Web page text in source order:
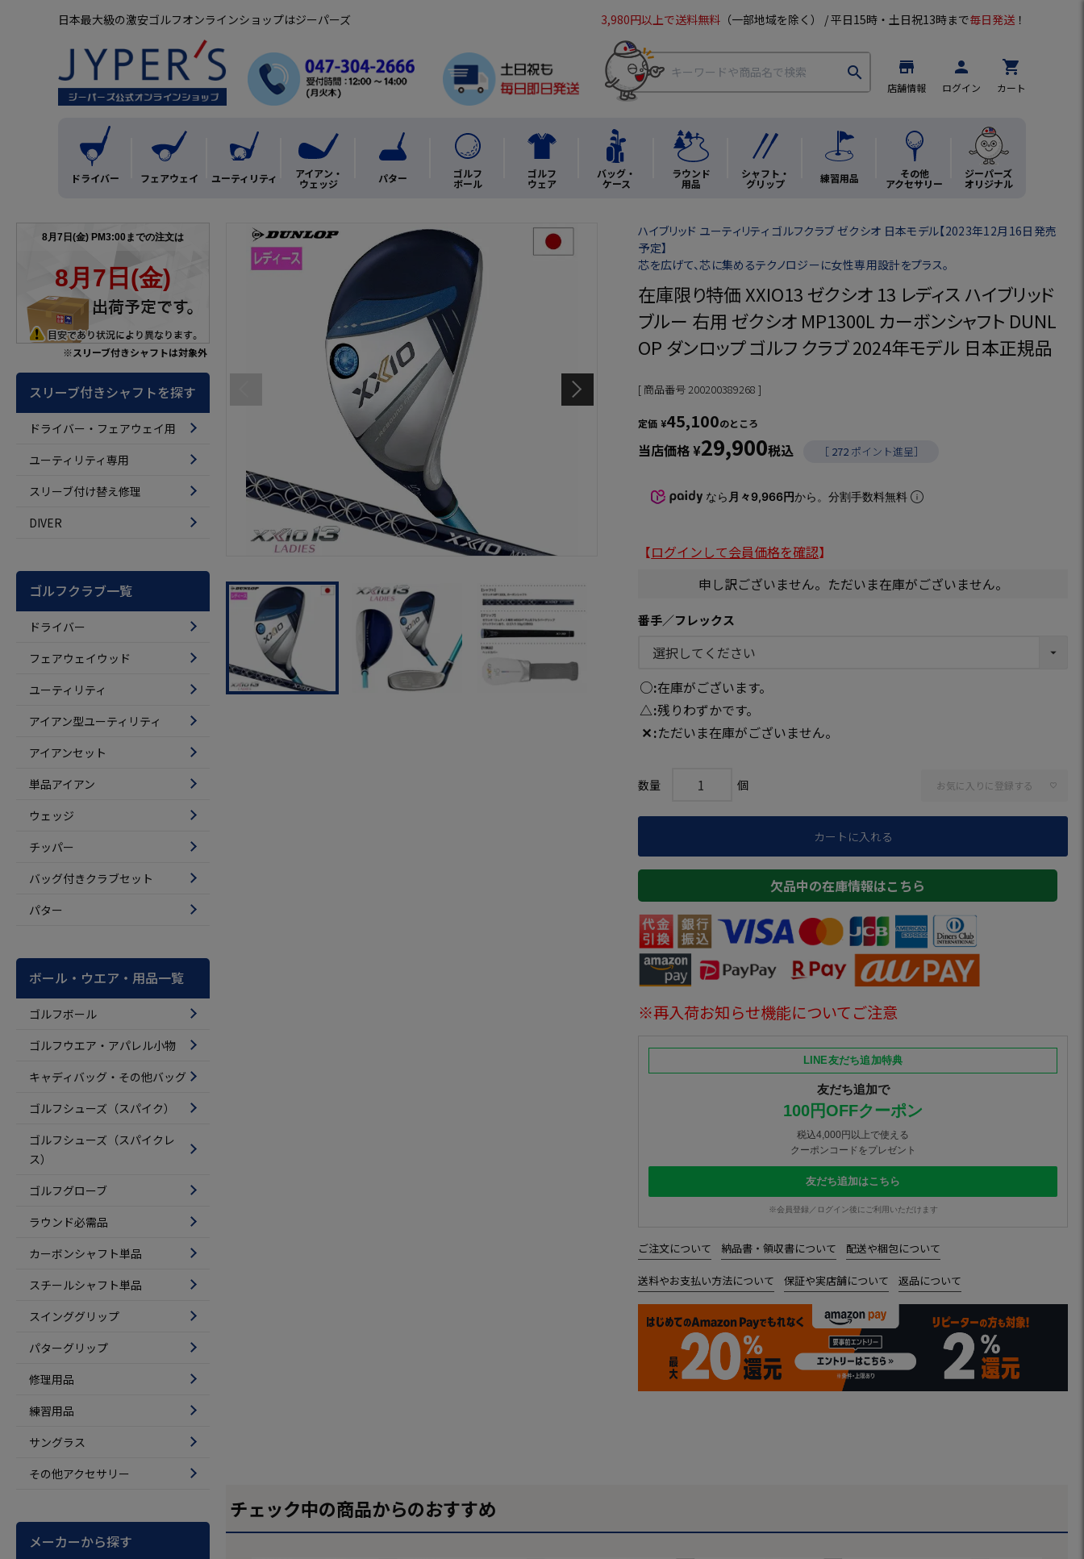
日本最大級の激安ゴルフオンラインショップはジーパーズ 3,980円以上で送料無料 （一部地域を除く） / 平日15時・土日祝13時まで毎日発送 ！
search store
店舗情報
person
ログイン
shopping_cart
カート
ドライバー フェアウェイ ユーティリティ アイアン・
ウェッジ パター ゴルフ
ボール
ゴルフ
ウェア
バッグ・
ケース
ラウンド
用品
シャフト・
グリップ 練習用品 その他
アクセサリー
ジーパーズ
オリジナル
※スリーブ付きシャフトは対象外
スリーブ付きシャフトを探す
ドライバー・フェアウェイ用
ユーティリティ専用
スリーブ付け替え修理
DIVER
ゴルフクラブ一覧
ドライバー
フェアウェイウッド
ユーティリティ
アイアン型ユーティリティ
アイアンセット
単品アイアン
ウェッジ
チッパー
バッグ付きクラブセット
パター
ボール・ウエア・用品一覧
ゴルフボール
ゴルフウエア・アパレル小物
キャディバッグ・その他バッグ
ゴルフシューズ（スパイク）
ゴルフシューズ（スパイクレ
ス）
ゴルフグローブ
ラウンド必需品
カーボンシャフト単品
スチールシャフト単品
スインググリップ
パターグリップ
修理用品
練習用品
サングラス
その他アクセサリー
メーカーから探す
ハイブリッド ユーティリティ ゴルフクラブ ゼクシオ 日本モデル【2023年12月16日発売
予定】
芯を広げて、芯に集めるテクノロジーに女性専用設計をプラス。
在庫限り特価 XXIO13 ゼクシオ 13 レディス ハイブリッド
ブルー 右用 ゼクシオ MP1300L カーボンシャフト DUNL
OP ダンロップ ゴルフ クラブ 2024年モデル 日本正規品
商品番号200200389268
定価 ¥45,100のところ
当店価格¥29,900税込 ［ 272 ポイント進呈］
なら 月々9,966円から。分割手数料無料
【ログインして会員価格を確認】
申し訳ございません。ただいま在庫がございません。
番手／フレックス
○ 在庫がございます。
△ 残りわずかです。
✕ ただいま在庫がございません。
お気に入りに登録する
カートに入れる
欠品中の在庫情報はこちら
※再入荷お知らせ機能についてご注意
LINE友だち追加特典
友だち追加で
100円OFFクーポン
税込4,000円以上で使える
クーポンコードをプレゼント
友だち追加はこちら
※会員登録／ログイン後にご利用いただけます
ご注文について 納品書・領収書について 配送や梱包について
送料やお支払い方法について 保証や実店舗について 返品について
チェック中の商品からのおすすめ